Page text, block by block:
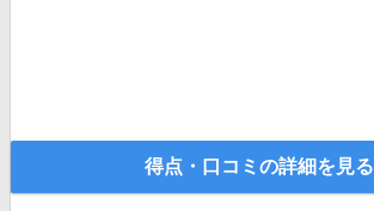
得点・口コミの詳細を見る